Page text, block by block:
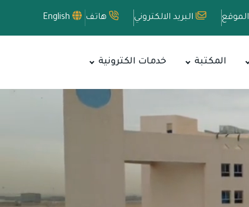
الموقع البريد الالكتروني هاتف
المكتبة خدمات الكترونية